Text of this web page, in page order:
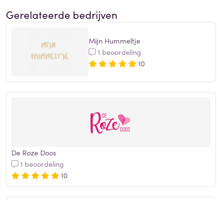
Gerelateerde bedrijven
Mijn Hummeltje
1 beoordeling
10
De Roze Doos
1 beoordeling
10